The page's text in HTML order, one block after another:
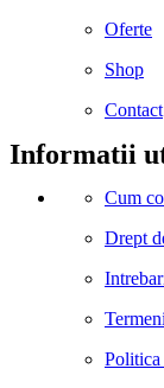
Oferte
Shop
Contact
Informatii
Cum
Drept